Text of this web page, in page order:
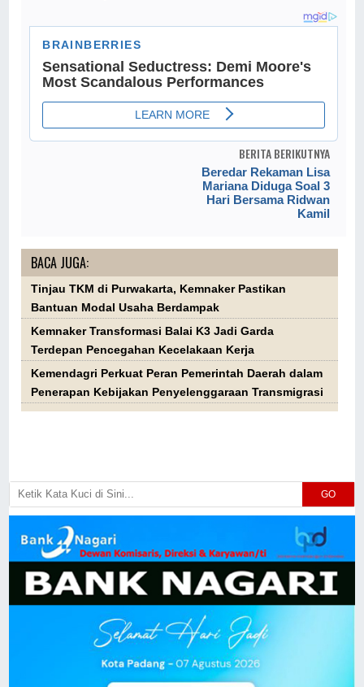
BERITA BERIKUTNYA
Beredar Rekaman Lisa
Mariana Diduga Soal 3
Hari Bersama Ridwan
Kamil
BACA JUGA:
Tinjau TKM di Purwakarta, Kemnaker Pastikan
Bantuan Modal Usaha Berdampak
Kemnaker Transformasi Balai K3 Jadi Garda
Terdepan Pencegahan Kecelakaan Kerja
Kemendagri Perkuat Peran Pemerintah Daerah dalam
Penerapan Kebijakan Penyelenggaraan Transmigrasi
GO